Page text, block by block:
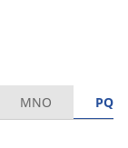
MNO PQRS